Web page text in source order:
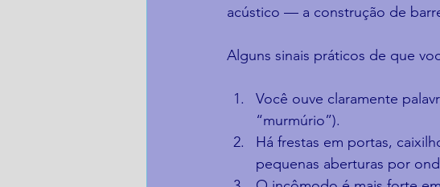
acústico — a construção de
Alguns sinais práticos de que
Você ouve claramente
“murmúrio”).
Há frestas em portas,
pequenas aberturas por